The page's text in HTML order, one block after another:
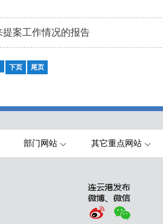
案工作情况的报告
下页 尾页
部门网站 其它重点网站